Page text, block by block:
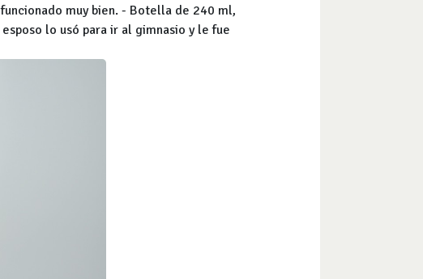
muy bien. - Botella de 240 ml,
lo usó para ir al gimnasio y le fue